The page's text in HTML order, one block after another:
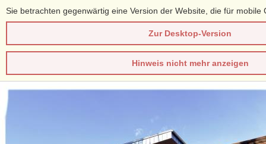
Sie betrachten gegenwärtig eine Version der Website, die für mobile
Zur Desktop-Version
Hinweis nicht mehr anzeigen